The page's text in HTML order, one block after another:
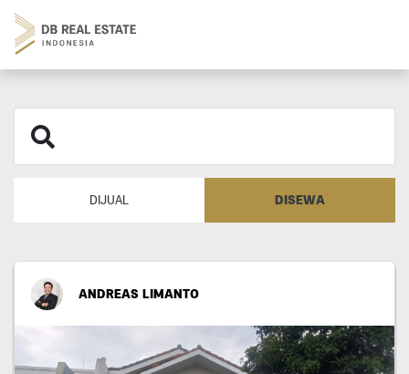
DIJUAL DISEWA
ANDREAS LIMANTO